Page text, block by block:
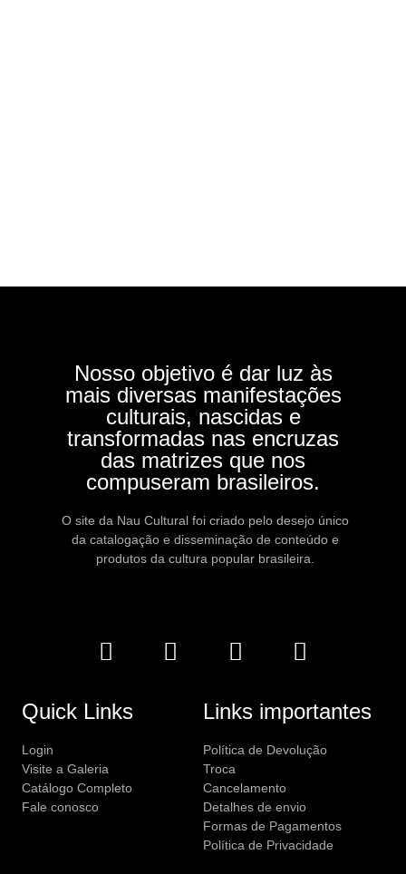
Nosso objetivo é dar luz às
mais diversas manifestações
culturais, nascidas e
transformadas nas encruzas
das matrizes que nos
compuseram brasileiros.
O site da Nau Cultural foi criado pelo desejo único
da catalogação e disseminação de conteúdo e
produtos da cultura popular brasileira.
Quick Links
Login
Visite a Galeria
Catálogo Completo
Fale conosco
Links importantes
Política de Devolução
Troca
Cancelamento
Detalhes de envio
Formas de Pagamentos
Política de Privacidade